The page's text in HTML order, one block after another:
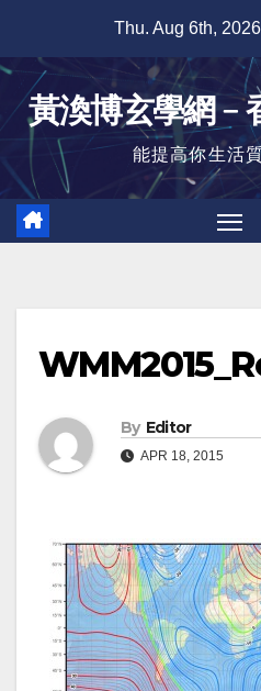
content
Thu. Aug 6th, 2026
黃渙博玄學網﹣
能提高你生活
By Editor
APR 18, 2015